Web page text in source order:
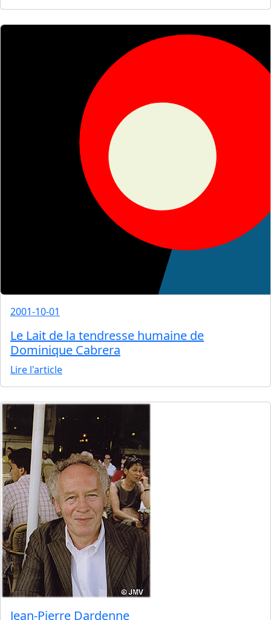
2001-10-01
Le Lait de la tendresse humaine de
Dominique Cabrera
Lire l'article
Jean-Pierre Dardenne